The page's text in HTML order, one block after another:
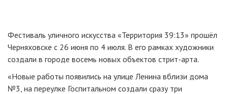
Фестиваль уличного искусства «Территория 39:13» прошёл
Черняховске с 26 июня по 4 июля. В его рамках художники
создали в городе восемь новых объектов стрит-арта.
«Новые работы появились на улице Ленина вблизи дома
№3, на переулке Госпитальном создали сразу три